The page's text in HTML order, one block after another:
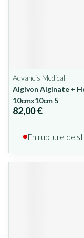
Advancis Medical
Algivon Alginate +
10cmx10cm 5
82,00 €
En rupture de